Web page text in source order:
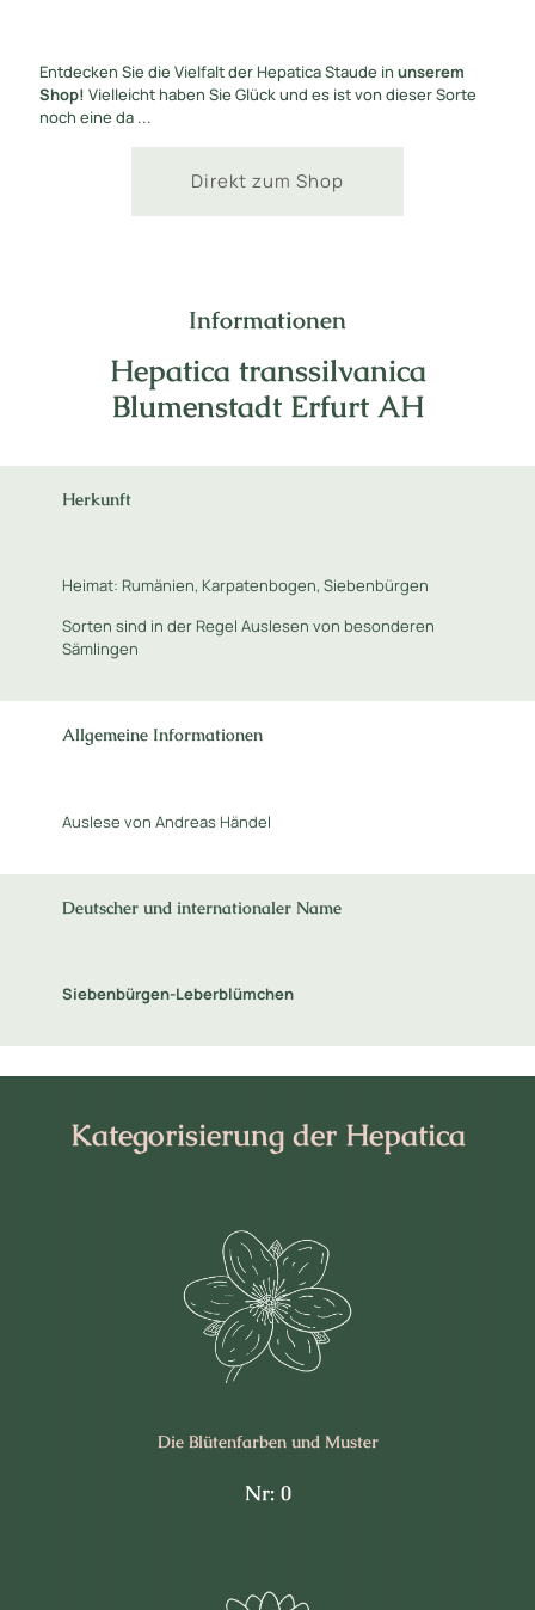
Entdecken Sie die Vielfalt der Hepatica Staude in unserem
Shop! Vielleicht haben Sie Glück und es ist von dieser Sorte
noch eine da ...
Direkt zum Shop
Informationen
Hepatica transsilvanica
Blumenstadt Erfurt AH
Herkunft
Heimat: Rumänien, Karpatenbogen, Siebenbürgen
Sorten sind in der Regel Auslesen von besonderen
Sämlingen
Allgemeine Informationen
Auslese von Andreas Händel
Deutscher und internationaler Name
Siebenbürgen-Leberblümchen
Kategorisierung der Hepatica
Die Blüten­farben und Muster
Nr: 0